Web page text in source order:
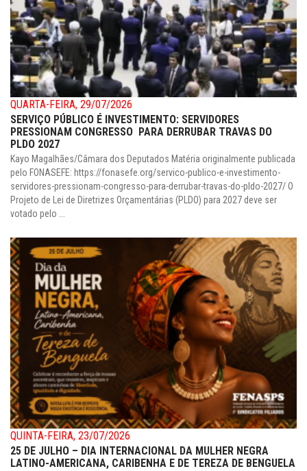
QUARTA-FEIRA, 29/07/2026
SERVIÇO PÚBLICO É INVESTIMENTO: SERVIDORES
PRESSIONAM CONGRESSO PARA DERRUBAR TRAVAS DO
PLDO 2027
Kayo Magalhães/Câmara dos Deputados Matéria originalmente publicada
pelo FONASEFE: https://fonasefe.org/servico-publico-e-investimento-
servidores-pressionam-congresso-para-derrubar-travas-do-pldo-2027/ O
Projeto de Lei de Diretrizes Orçamentárias (PLDO) para 2027 deve ser
votado pelo ...
QUINTA-FEIRA, 23/07/2026
25 DE JULHO – DIA INTERNACIONAL DA MULHER NEGRA
LATINO-AMERICANA, CARIBENHA E DE TEREZA DE BENGUELA